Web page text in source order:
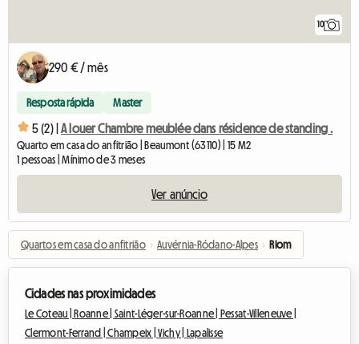
10
290 € / mês
Resposta rápida Master
5 (2) | A louer Chambre meublée dans résidence de standing .
Quarto em casa do anfitrião | Beaumont (63110) | 15 M2
1 pessoas | Mínimo de 3 meses
Ver anúncio
Quartos em casa do anfitrião › Auvérnia-Ródano-Alpes › Riom
Cidades nas proximidades
Le Coteau | Roanne | Saint-Léger-sur-Roanne |
Pessat-Villeneuve |
Clermont-Ferrand |Champeix |Vichy | Lapalisse